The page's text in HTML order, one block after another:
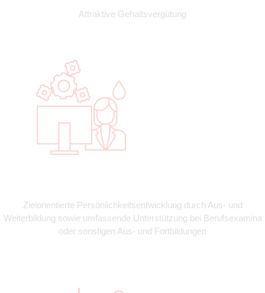
Attraktive Gehaltsvergütung
Zielorientierte Persönlichkeitsentwicklung durch Aus- und
Weiterbildung sowie umfassende Unterstützung bei Berufsexamina
oder sonstigen Aus- und Fortbildungen